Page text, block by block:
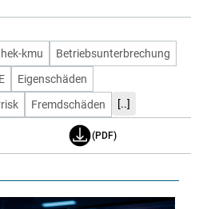
kmu
Betriebsunterbrechung
Eigenschäden
Fremdschäden [..]
(PDF)